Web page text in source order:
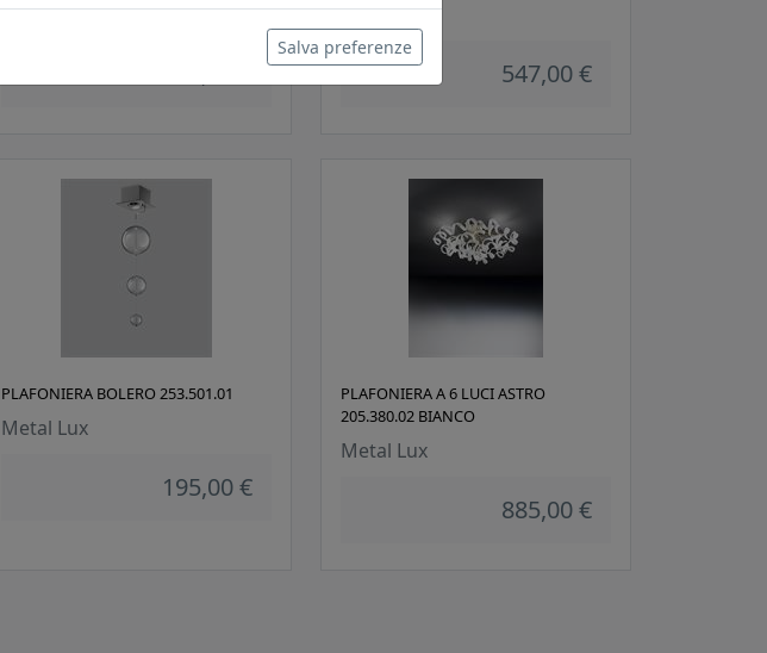
Metal Lux Metal Lux
547,00 €
PLAFONIERA BOLERO 253.501.01
Metal Lux
195,00 €
PLAFONIERA A 6 LUCI ASTRO
205.380.02 BIANCO
Metal Lux
885,00 €
Salva preferenze